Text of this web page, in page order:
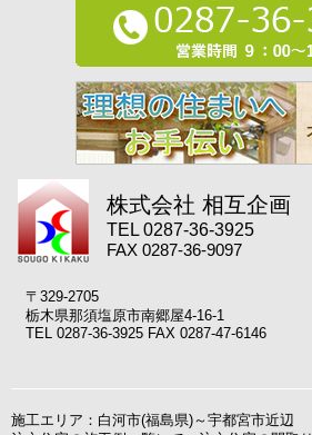
株式会社 相互企画
TEL 0287-36-3925
FAX 0287-36-9097
〒329-2705
栃木県那須塩原市南郷屋4-16-1
TEL 0287-36-3925 FAX 0287-47-6146
施工エリア：白河市(福島県)～宇都宮市近辺